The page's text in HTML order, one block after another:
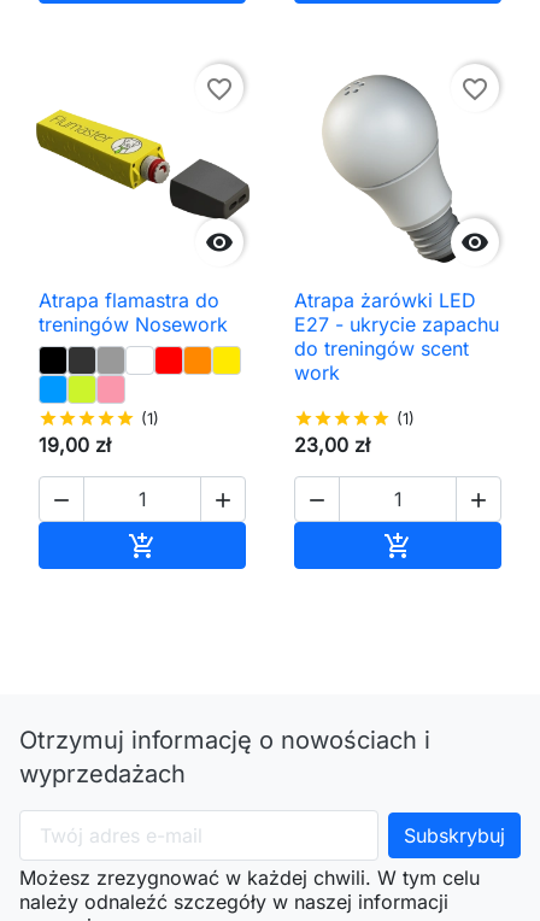

favorite_border
Atrapa flamastra do
treningów Nosework
starstarstarstarstar (1)
19,00 zł
 


favorite_border
Atrapa żarówki LED
E27 - ukrycie zapachu
do treningów scent
work
starstarstarstarstar (1)
23,00 zł
 

Otrzymuj informację o nowościach i
wyprzedażach
Możesz zrezygnować w każdej chwili. W tym celu
należy odnaleźć szczegóły w naszej informacji